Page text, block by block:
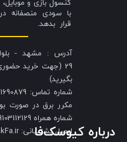
کنسول بازی و
با سودی منصفانه
قرار بدهد.
آدرس : مشهد -
29 (جهت خرید
بگیرید)
مکرر برق در صورت
شماره همراه 09103112129 در تماس باشید.
​​​​​​​ایمیل پشتیبانی: Support@KioskFa.ir
درباره کیوسک‌فا